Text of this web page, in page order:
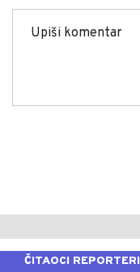
ČITAOCI REPORTERI